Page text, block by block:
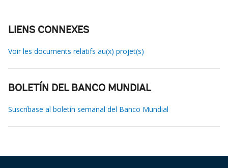
LIENS CONNEXES
Voir les documents relatifs au(x) projet(s)
BOLETÍN DEL BANCO MUNDIAL
Suscríbase al boletín semanal del Banco Mundial